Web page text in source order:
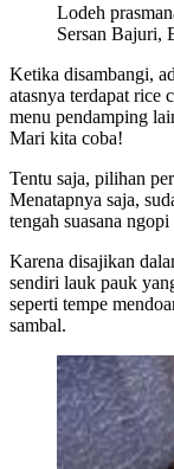
Lodeh
Sersan Bajuri,
Ketika disambangi,
atasnya terdapat rice
menu pendamping
Mari kita coba!
Tentu saja, pilihan
Menatapnya saja,
tengah suasana
Karena disajikan
sendiri lauk pauk
seperti tempe
sambal.